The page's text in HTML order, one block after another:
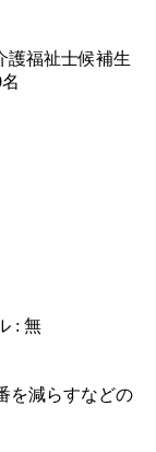
護福祉士候補生
: 無
を減らすなどの